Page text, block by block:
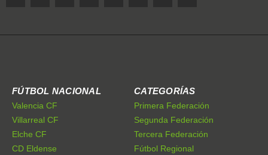
FÚTBOL NACIONAL
Valencia CF
Villarreal CF
Elche CF
CD Eldense
CATEGORÍAS
Primera Federación
Segunda Federación
Tercera Federación
Fútbol Regional